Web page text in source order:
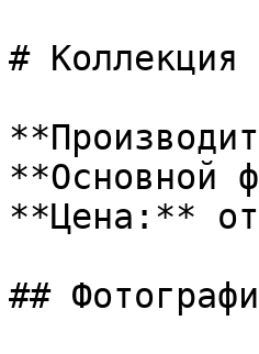
#
**Основной
**Цена:**
##